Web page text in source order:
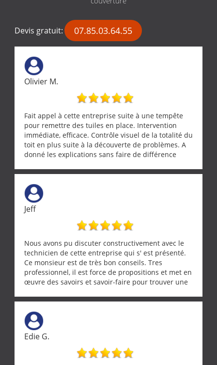
Devis gratuit: 07.85.03.64.55
Olivier M.
Fait appel à cette entreprise suite à une tempête
pour remettre des tuiles en place. Intervention
immédiate, efficace. Contrôle visuel de la totalité du
toit en plus suite à la découverte de problèmes. A
donné les explications sans faire de différence
Jeff
Nous avons pu discuter constructivement avec le
technicien de cette entreprise qui s' est présenté.
Ce monsieur est de très bon conseils. Tres
professionnel, il est force de propositions et met en
œuvre des savoirs et savoir-faire pour trouver une
demande de l écoute et de la considération, ce qui
ne se trouve que chez les pationnés de leur métier.
Merci a ce monsieur pour sa disponibilité
Edie G.